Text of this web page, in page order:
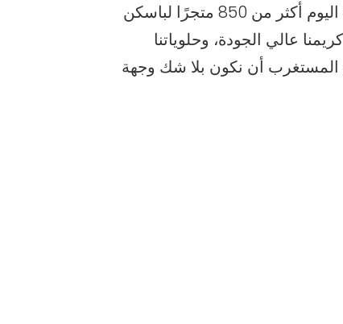
عندما تفكر في الآيس كريم، فإن باسكن روبنز® هي العلامة التجارية التي تتبادر إلى ذهنك فورًا. يوجد اليوم أكثر من 850 متجرًا لباسكن
عالي الجودة، وحلوياتنا
الرائعة من الوصفات التي تضم أكثر من 1300 نكهة، ليس من المستغرب أن نكون بلا شك وجهة